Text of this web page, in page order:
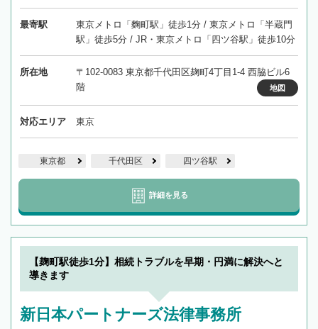
最寄駅
東京メトロ「麴町駅」徒歩1分 / 東京メトロ「半蔵門
駅」徒歩5分 / JR・東京メトロ「四ツ谷駅」徒歩10分
所在地
〒102-0083 東京都千代田区麹町4丁目1-4 西脇ビル6
階
地図
対応エリア 東京
東京都 千代田区 四ツ谷駅
詳細を見る
【麹町駅徒歩1分】相続トラブルを早期・円満に解決へと
導きます
新日本パートナーズ法律事務所